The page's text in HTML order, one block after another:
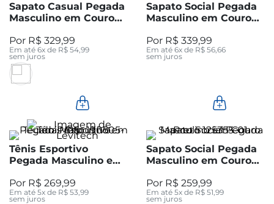
Sapato Casual Pegada
Masculino em Couro
R$ 329,99
Em até 6x de R$ 54,99
sem juros
Sapato Social Pegada
Masculino em Couro
R$ 339,99
Em até 6x de R$ 56,66
sem juros
Tênis Esportivo
Pegada Masculino em
05 R$ 269,99
Em até 5x de R$ 53,99
sem juros
Sapato Social Pegada
Masculino em Couro
R$ 259,99
Em até 5x de R$ 51,99
sem juros